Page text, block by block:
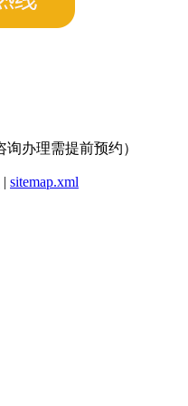
办理需提前预约）
| sitemap.xml